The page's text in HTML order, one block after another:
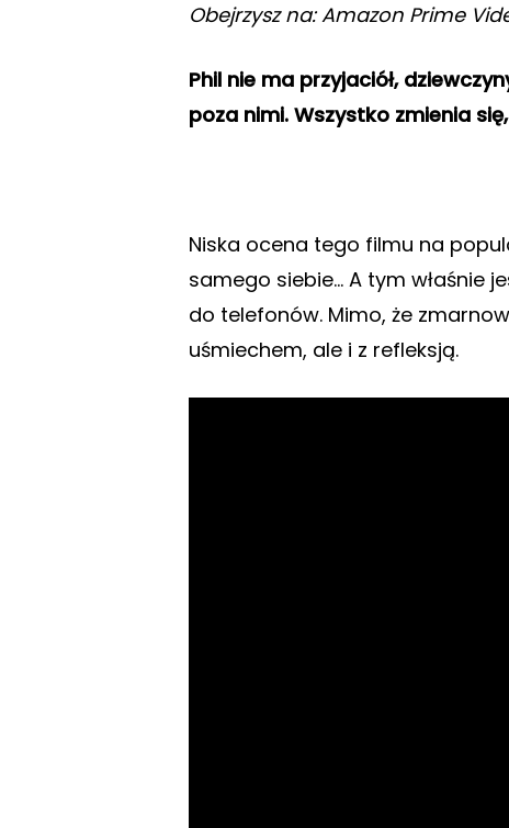
Obejrzysz na: Amazon Prime
Phil nie ma przyjaciół,
poza nimi. Wszystko zmienia
Niska ocena tego filmu na
samego siebie… A tym właśnie
do telefonów. Mimo, że
uśmiechem, ale i z refleksją.